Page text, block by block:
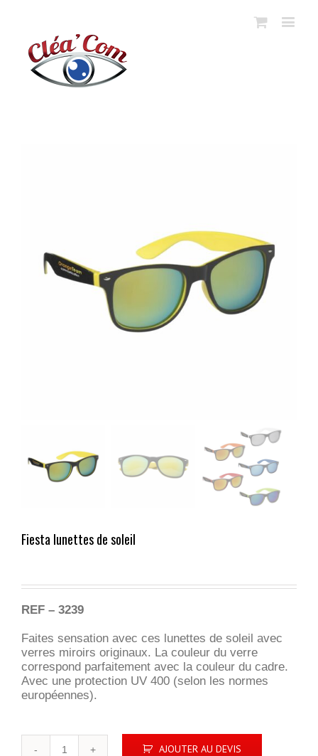
Fiesta lunettes de soleil
REF – 3239
Faites sensation avec ces lunettes de soleil avec
verres miroirs originaux. La couleur du verre
correspond parfaitement avec la couleur du cadre.
Avec une protection UV 400 (selon les normes
européennes).
AJOUTER AU DEVIS